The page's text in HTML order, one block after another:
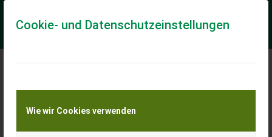
Cookie- und Datenschutzeinstellungen
Wie wir Cookies verwenden
Meine Transportkostenanfrage
Transport von Land- und Baumaschinen –
KEINE Tiertransporte